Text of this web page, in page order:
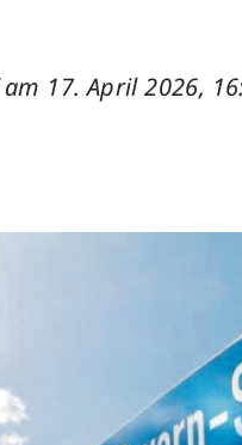
am 17. April 2026,